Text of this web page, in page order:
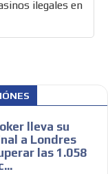
ilegales en
lleva su
a Londres
las 1.058